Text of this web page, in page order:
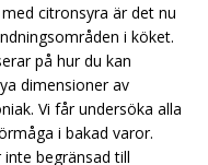
citronsyra är det nu
i köket.
på hur du kan
dimensioner av
Vi får undersöka alla
i bakad varor.
begränsad till